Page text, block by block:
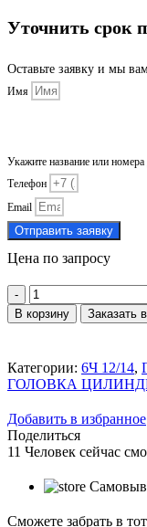
Уточнить срок
Оставьте заявку и мы
Имя
Укажите название или номера
Телефон
Email
Отправить заявку
Цена по запросу
Количество
товара
Направляющая
В корзину Заказать
Категории: 6Ч 12/14,
ГОЛОВКА
Добавить в избранное
Поделиться
11 Человек сейчас
Сможете забрать в